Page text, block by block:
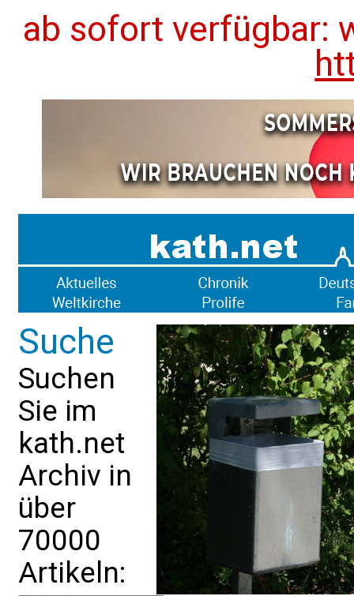
ab sofort verfügbar:
Suche
Suchen
Sie im
kath.net
Archiv in
über
70000
Artikeln: